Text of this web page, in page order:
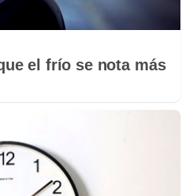
el frío se nota más